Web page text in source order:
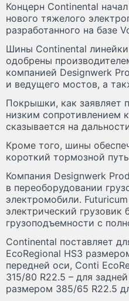
Концерн Continental
нового тяжелого
разработанного на базе
Шины Continental
одобрены
компанией Designwerk
и ведущего мостов, а
Покрышки, как заявляет
низким сопротивлением
сказывается на
Кроме того, шины
короткий тормозной
Компания Designwerk
в переоборудовании
электромобили.
электрический грузовик
грузоподъемности с
Continental поставляет
EcoRegional HS3
передней оси, Conti
315/80 R22.5 – для
размером 385/65 R22.5